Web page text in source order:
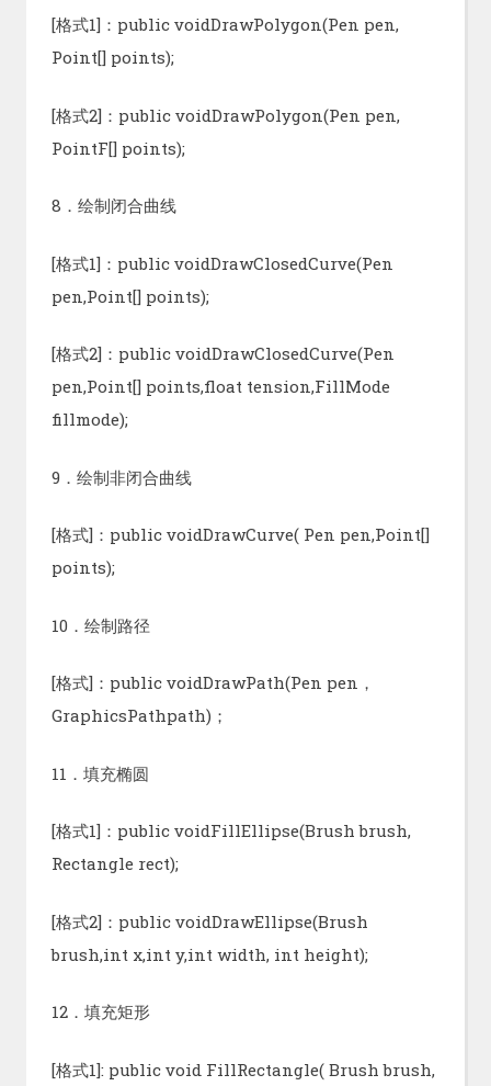
[格式1]：public voidDrawPolygon(Pen pen,
Point[] points);
[格式2]：public voidDrawPolygon(Pen pen,
PointF[] points);
8．绘制闭合曲线
[格式1]：public voidDrawClosedCurve(Pen
pen,Point[] points);
[格式2]：public voidDrawClosedCurve(Pen
pen,Point[] points,float tension,FillMode
fillmode);
9．绘制非闭合曲线
[格式]：public voidDrawCurve( Pen pen,Point[]
points);
10．绘制路径
[格式]：public voidDrawPath(Pen pen，
GraphicsPathpath)；
11．填充椭圆
[格式1]：public voidFillEllipse(Brush brush,
Rectangle rect);
[格式2]：public voidDrawEllipse(Brush
brush,int x,int y,int width, int height);
12．填充矩形
[格式1]: public void FillRectangle( Brush brush,